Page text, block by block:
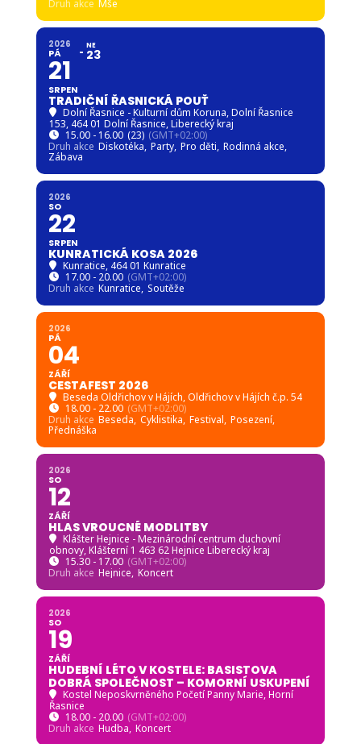
Druh akce Mše
2026
PÁ
21
SRPEN
NE
23
TRADIČNÍ ŘASNICKÁ POUŤ
Dolní Řasnice - Kulturní dům Koruna, Dolní Řasnice
153, 464 01 Dolní Řasnice, Liberecký kraj
15.00 - 16.00 (23) (GMT+02:00)
Druh akce Diskotéka, Party, Pro děti, Rodinná akce,
Zábava
2026
SO
22
SRPEN
KUNRATICKÁ KOSA 2026
Kunratice, 464 01 Kunratice
17.00 - 20.00 (GMT+02:00)
Druh akce Kunratice, Soutěže
2026
PÁ
04
ZÁŘÍ
CESTAFEST 2026
Beseda Oldřichov v Hájích, Oldřichov v Hájích č.p. 54
18.00 - 22.00 (GMT+02:00)
Druh akce Beseda, Cyklistika, Festival, Posezení,
Přednáška
2026
SO
12
ZÁŘÍ
HLAS VROUCNÉ MODLITBY
Klášter Hejnice - Mezinárodní centrum duchovní
obnovy, Klášterní 1 463 62 Hejnice Liberecký kraj
15.30 - 17.00 (GMT+02:00)
Druh akce Hejnice, Koncert
2026
SO
19
ZÁŘÍ
HUDEBNÍ LÉTO V KOSTELE: BASISTOVA
DOBRÁ SPOLEČNOST – KOMORNÍ USKUPENÍ
Kostel Neposkvrněného Početí Panny Marie, Horní
Řasnice
18.00 - 20.00 (GMT+02:00)
Druh akce Hudba, Koncert